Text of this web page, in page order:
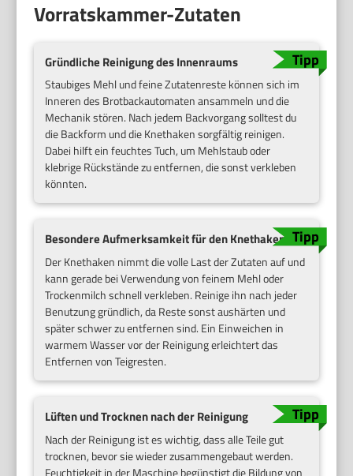
Vorratskammer-Zutaten
Gründliche Reinigung des Innenraums
Staubiges Mehl und feine Zutatenreste können sich im
Inneren des Brotbackautomaten ansammeln und die
Mechanik stören. Nach jedem Backvorgang solltest du
die Backform und die Knethaken sorgfältig reinigen.
Dabei hilft ein feuchtes Tuch, um Mehlstaub oder
klebrige Rückstände zu entfernen, die sonst verkleben
könnten.
Besondere Aufmerksamkeit für den Knethaken
Der Knethaken nimmt die volle Last der Zutaten auf und
kann gerade bei Verwendung von feinem Mehl oder
Trockenmilch schnell verkleben. Reinige ihn nach jeder
Benutzung gründlich, da Reste sonst aushärten und
später schwer zu entfernen sind. Ein Einweichen in
warmem Wasser vor der Reinigung erleichtert das
Entfernen von Teigresten.
Lüften und Trocknen nach der Reinigung
Nach der Reinigung ist es wichtig, dass alle Teile gut
trocknen, bevor sie wieder zusammengebaut werden.
Feuchtigkeit in der Maschine begünstigt die Bildung von